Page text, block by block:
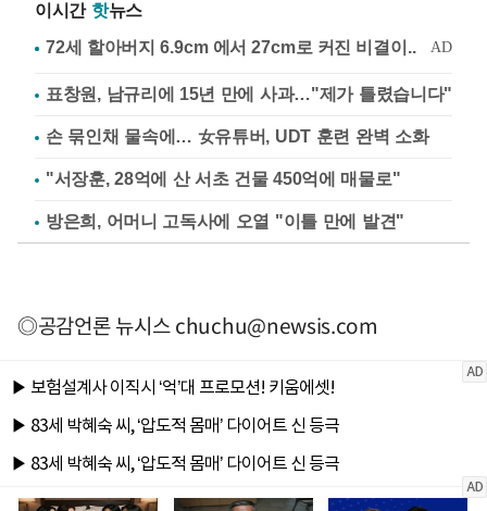
이시간 핫뉴스
표창원, 남규리에 15년 만에 사과…"제가 틀렸습니다"
손 묶인채 물속에… 女유튜버, UDT 훈련 완벽 소화
"서장훈, 28억에 산 서초 건물 450억에 매물로"
방은희, 어머니 고독사에 오열 "이틀 만에 발견"
◎공감언론 뉴시스chuchu@newsis.com